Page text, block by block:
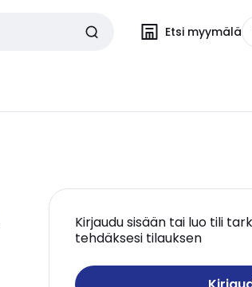
Etsi myymälä
Kirjaudu sisään tai luo tili
tehdäksesi tilauksen